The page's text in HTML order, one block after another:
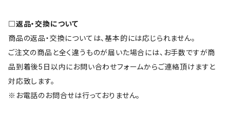
□返品・交換について
商品の返品・交換については、基本的には応じられません。
ご注文の商品と全く違うものが届いた場合には、お手数ですが商
品到着後5日以内にお問い合わせフォームからご連絡頂けますと
対応致します。
※お電話のお問合せは行っておりません。